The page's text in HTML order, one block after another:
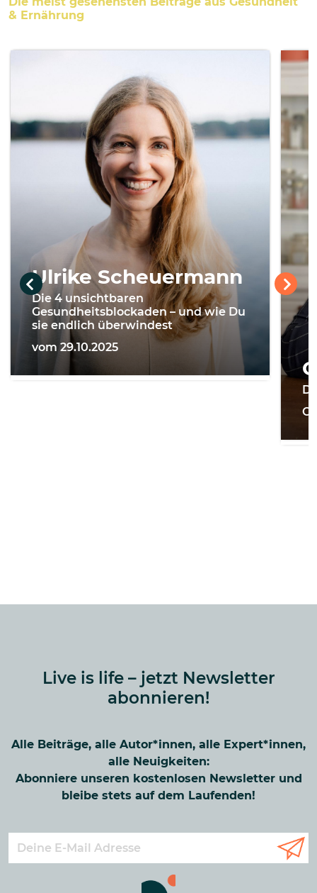
& Ernährung
Ulrike Scheuermann
Die 4 unsichtbaren
Gesundheitsblockaden – und wie Du
sie endlich überwindest
vom 29.10.2025
Live is life – jetzt Newsletter
abonnieren!
Alle Beiträge, alle Autor*innen, alle Expert*innen,
alle Neuigkeiten:
Abonniere unseren kostenlosen Newsletter und
bleibe stets auf dem Laufenden!